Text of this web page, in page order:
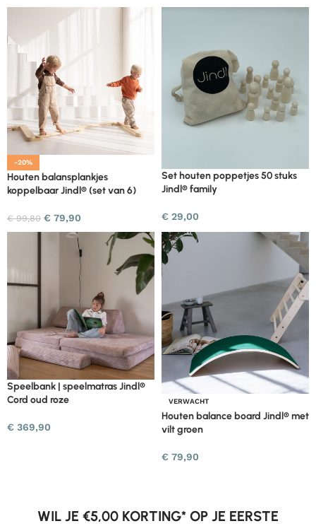
-20%
Houten balansplankjes
koppelbaar Jindl® (set van 6)
€99,80 € 79,90
Set houten poppetjes 50 stuks
Jindl® family
€ 29,00
Speelbank | speelmatras Jindl®
Cord oud roze
€ 369,90
VERWACHT
Houten balance board Jindl® met
vilt groen
€ 79,90
WIL JE €5,00 KORTING* OP JE EERSTE